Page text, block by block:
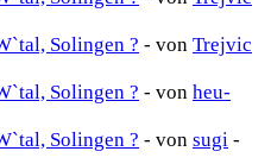
Solingen ? - von Trejvic
Solingen ? - von heu-
Solingen ? - von sugi -